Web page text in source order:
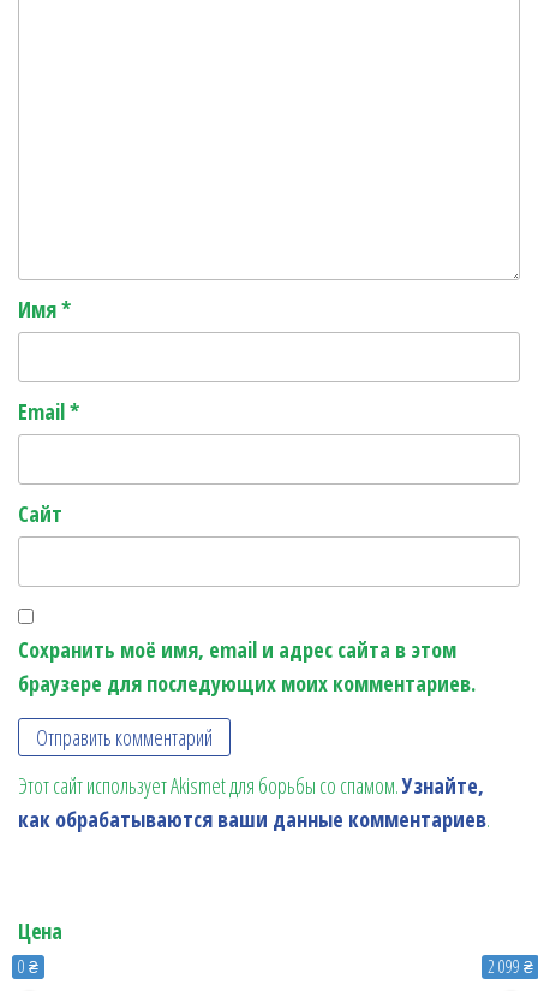
Имя*
Email*
Сайт
Сохранить моё имя, email и адрес сайта в этом
браузере для последующих моих комментариев.
Этот сайт использует Akismet для борьбы со спамом.Узнайте,
как обрабатываются ваши данные комментариев.
Цена
0 ₴ 2 099 ₴